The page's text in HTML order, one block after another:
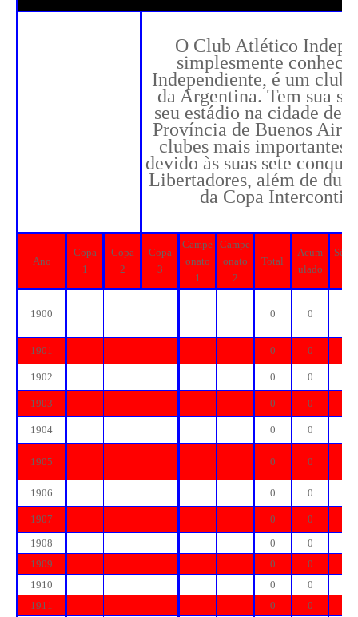
O Club Atlético
simplesmente
Independiente, é um
da Argentina. Tem sua
seu estádio na cidade de
Província de Buenos
clubes mais importantes
devido às suas sete
Libertadores, além de
da Copa
Ano
Copa
1
Copa
2
Copa
3
Campe
onato
1
Campe
onato
2
Total
Acum
ulado
Sécul
1900 0 0
1901 0 0
1902 0 0
1903 0 0
1904 0 0
1905 0 0
1906 0 0
1907 0 0
1908
0 0
1909
0 0
1910
0 0
1911
0 0